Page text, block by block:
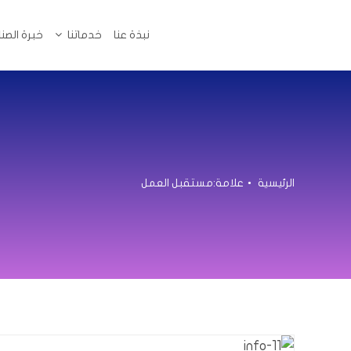
نبذة عنا خدماتنا خبرة نبذة عنا خدماتنا خبرة
الرئيسية علامة:مستقبل العمل